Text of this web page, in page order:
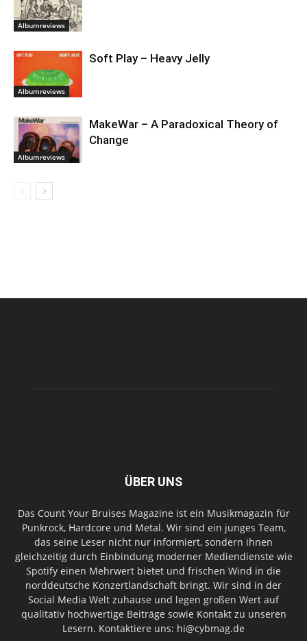
Albumreviews
Albumreviews
Soft Play – Heavy Jelly
Albumreviews
MakeWar – A Paradoxical Theory of
Change
ÜBER UNS
Das Count Your Bruises Magazine ist ein Musikmagazin für
Punkrock, Hardcore und Metal. Wir sind ein junges Team,
das seine Leser nicht nur informiert, sondern ihnen
gleichzeitig durch Einbindung moderner Mediendienste wie
Spotify einen Mehrwert bietet und frischen Wind in die
norddeutsche Konzertlandschaft bringt. Wir sind in der
Social Media Welt zuhause und legen großen Wert auf
qualitativ hochwertige Beiträge sowie Kontakt zu unseren
Lesern. Kontaktiere uns: hi@cybmag.de